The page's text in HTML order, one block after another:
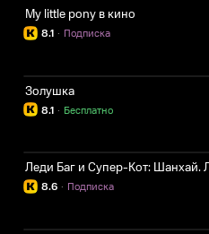
My little pony в кино
8.1 Подписка
·
Золушка
8.1 Бесплатно
·
Леди Баг и Супер-Кот: Шанхай.
8.6 Подписка
·